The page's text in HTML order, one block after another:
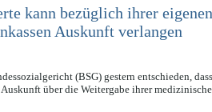
kann bezüglich ihrer
Auskunft verlangen
(BSG) gestern entschieden,
über die Weitergabe ihrer